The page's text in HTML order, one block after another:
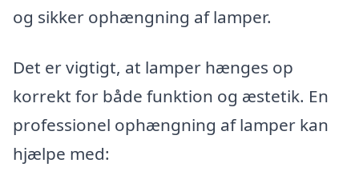
og sikker ophængning af lamper.
Det er vigtigt, at lamper hænges op
korrekt for både funktion og æstetik. En
professionel ophængning af lamper kan
hjælpe med: